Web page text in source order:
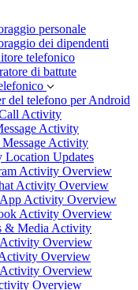
personale
dei dipendenti
telefonico
di battute
del telefono per Android
Activity
Activity
Activity
Location Updates
Activity Overview
Activity Overview
Activity Overview
Activity Overview
& Media Activity
Overview
Overview
Overview
Overview